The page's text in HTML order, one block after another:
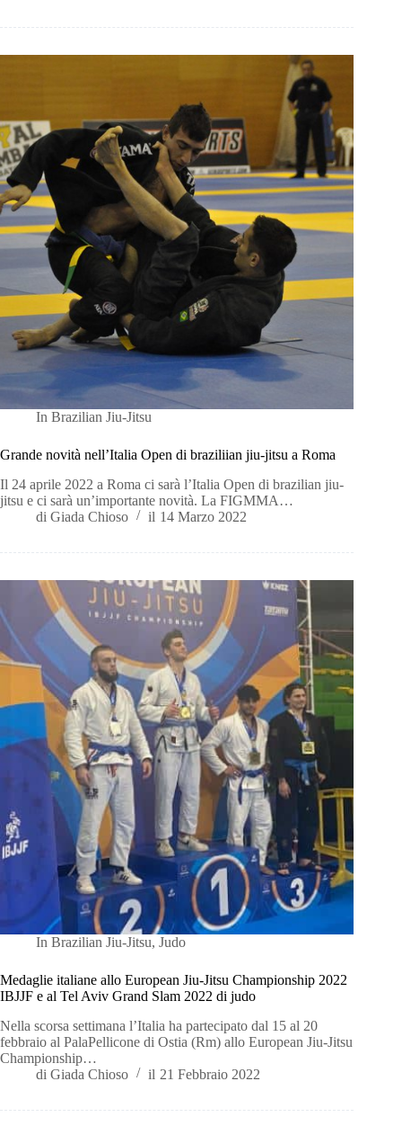
In Brazilian Jiu-Jitsu
Grande novità nell’Italia Open di braziliian jiu-jitsu a Roma
Il 24 aprile 2022 a Roma ci sarà l’Italia Open di brazilian jiu-
jitsu e ci sarà un’importante novità. La FIGMMA…
di Giada Chioso il 14 Marzo 2022
In Brazilian Jiu-Jitsu,Judo
Medaglie italiane allo European Jiu-Jitsu Championship 2022
IBJJF e al Tel Aviv Grand Slam 2022 di judo
Nella scorsa settimana l’Italia ha partecipato dal 15 al 20
febbraio al PalaPellicone di Ostia (Rm) allo European Jiu-Jitsu
Championship…
di Giada Chioso il 21 Febbraio 2022